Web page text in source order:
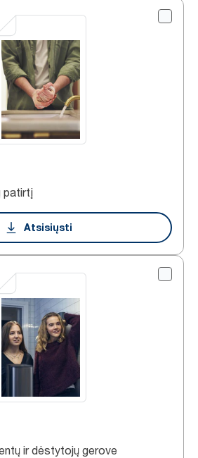
patirtį
Atsisiųsti
ir dėstytojų gerove